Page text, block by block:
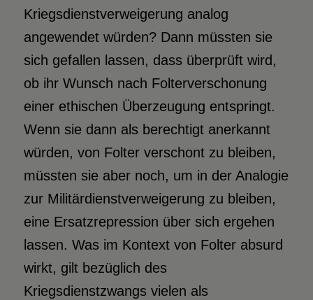
Kriegsdienstverweigerung analog
angewendet würden? Dann müssten sie
sich gefallen lassen, dass überprüft wird,
ob ihr Wunsch nach Folterverschonung
einer ethischen Überzeugung entspringt.
Wenn sie dann als berechtigt anerkannt
würden, von Folter verschont zu bleiben,
müssten sie aber noch, um in der Analogie
zur Militärdienstverweigerung zu bleiben,
eine Ersatzrepression über sich ergehen
lassen. Was im Kontext von Folter absurd
wirkt, gilt bezüglich des
Kriegsdienstzwangs vielen als